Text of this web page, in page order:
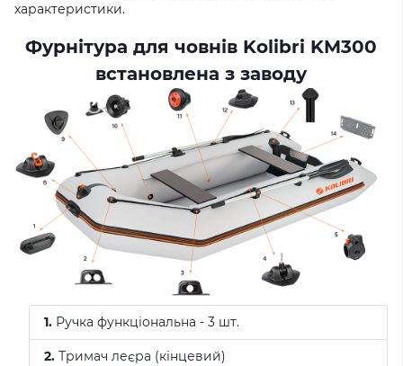
характеристики.
Фурнітура для човнів Kolibri KM300
встановлена з заводу
1. Ручка функціональна - 3 шт.
2. Тримач леєра (кінцевий)